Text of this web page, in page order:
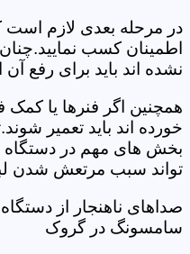
در مرحله بعدی لازم است
اطمینان کسب
نشده اند باید برای رفع آن
همچنین اگر فنرها یا
خورده اند باید تعمیر
بخش های مهم در
تواند سبب مرتعش شدن
صداهای ناهنجار از
سامسونگ در گروک